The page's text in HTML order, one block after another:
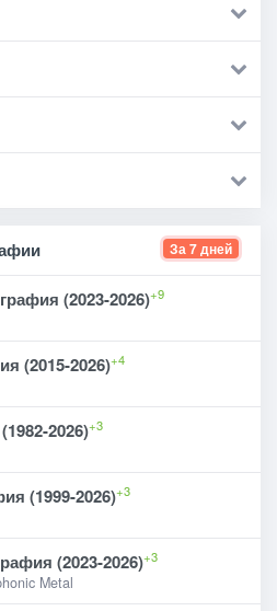
За 7 дней
(2023-2026)+9
(2015-2026)+4
2026)+3
(1999-2026)+3
(2023-2026)+3
Metal